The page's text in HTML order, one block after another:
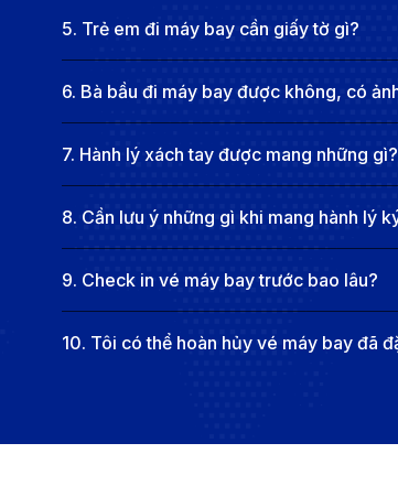
nơi mà nhịp sống hiện đại hòa quyện
văn hóa đặc sắc, tất cả tạo nên một bức
mà mỗi khoảnh khắc đều trở thành kỷ niệm
hàng không khai thác
5. Trẻ em đi máy bay cần giấy tờ gì?
6. Bà bầu đi máy bay được không, có
7. Hành lý xách tay được mang những gì?
8. Cần lưu ý những gì khi mang hành lý
9. Check in vé máy bay trước bao lâu?
10. Tôi có thể hoàn hủy vé máy bay đã